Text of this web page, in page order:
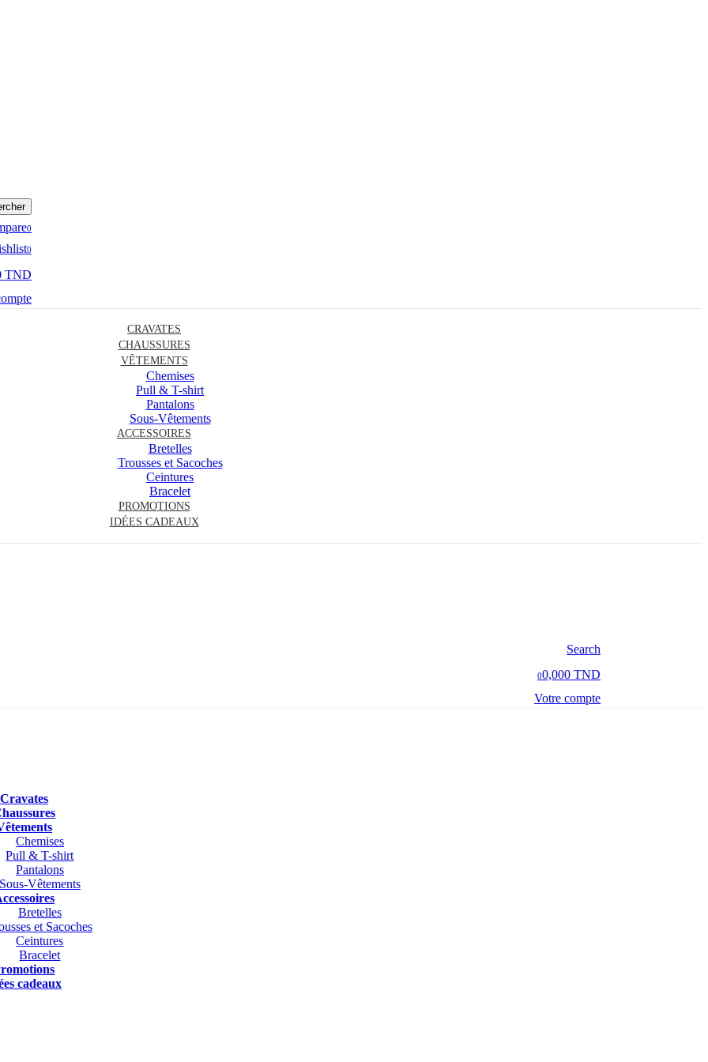
0
0
TND
CRAVATES
CHAUSSURES
VÊTEMENTS
Chemises
Pull & T-shirt
Pantalons
Sous-Vêtements
ACCESSOIRES
Bretelles
Trousses et Sacoches
Ceintures
Bracelet
PROMOTIONS
IDÉES CADEAUX
Search
00,000 TND
Votre compte
Cravates
Chemises
Pull & T-shirt
Pantalons
Vêtements
Bretelles
et Sacoches
Ceintures
Bracelet
cadeaux